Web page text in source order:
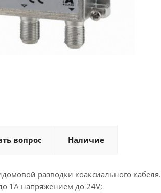
вопрос Наличие
разводки коаксиального кабеля.
1А напряжением до 24V;